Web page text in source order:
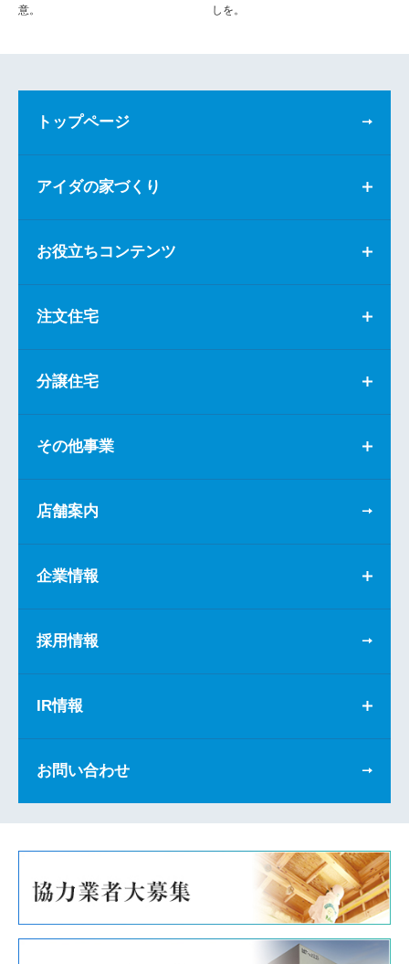
意。
しを。
トップページ
アイダの家づくり
お役立ちコンテンツ
注文住宅
分譲住宅
その他事業
店舗案内
企業情報
採用情報
IR情報
お問い合わせ